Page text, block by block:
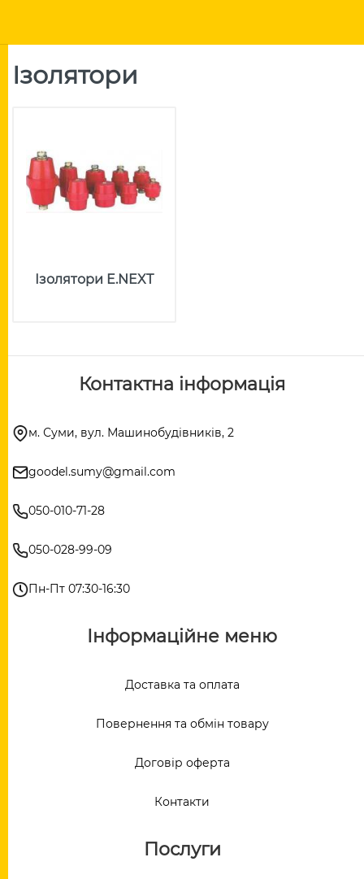
Ізолятори
Ізолятори E.NEXT
Контактна інформація
м. Суми, вул. Машинобудівників, 2
goodel.sumy@gmail.com
050-010-71-28
050-028-99-09
Пн-Пт 07:30-16:30
Інформаційне меню
Доставка та оплата
Повернення та обмін товару
Договір оферта
Контакти
Послуги